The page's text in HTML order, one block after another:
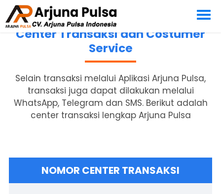
Center Transaksi dan Costumer
Service
Selain transaksi melalui Aplikasi Arjuna Pulsa,
transaksi juga dapat dilakukan melalui
WhatsApp, Telegram dan SMS. Berikut adalah
center transaksi lengkap Arjuna Pulsa
NOMOR CENTER TRANSAKSI